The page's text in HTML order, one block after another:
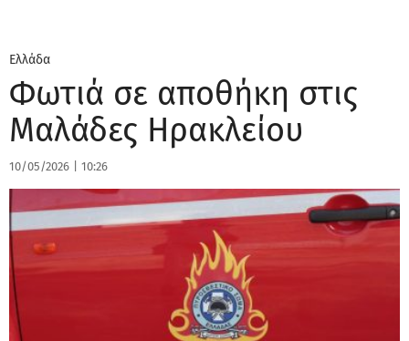
Ελλάδα
Φωτιά σε αποθήκη στις
Μαλάδες Ηρακλείου
10/05/2026 10:26